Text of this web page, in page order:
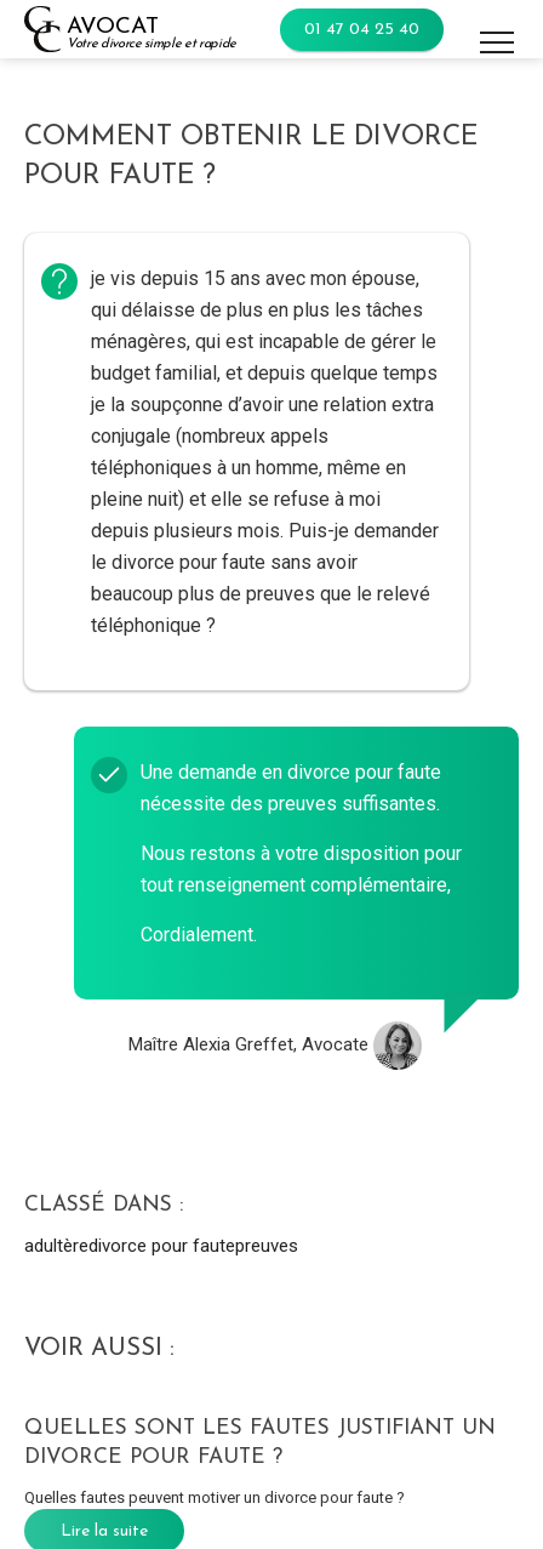
Skip
AVOCAT
Votre divorce simple et rapide
01 47 04 25 40
COMMENT OBTENIR LE DIVORCE
POUR FAUTE ?
je vis depuis 15 ans avec mon épouse,
qui délaisse de plus en plus les tâches
ménagères, qui est incapable de gérer le
budget familial, et depuis quelque temps
je la soupçonne d’avoir une relation extra
conjugale (nombreux appels
téléphoniques à un homme, même en
pleine nuit) et elle se refuse à moi
depuis plusieurs mois. Puis-je demander
le divorce pour faute sans avoir
beaucoup plus de preuves que le relevé
téléphonique ?
Une demande en divorce pour faute
nécessite des preuves suffisantes.
Nous restons à votre disposition pour
tout renseignement complémentaire,
Cordialement.
Maître Alexia Greffet, Avocate
CLASSÉ DANS :
adultèredivorce pour fautepreuves
VOIR AUSSI :
QUELLES SONT LES FAUTES JUSTIFIANT UN
DIVORCE POUR FAUTE ?
Quelles fautes peuvent motiver un divorce pour faute ?
Lire la suite